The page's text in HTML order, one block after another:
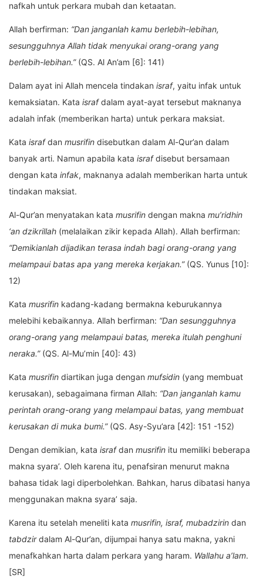
nafkah untuk perkara mubah dan ketaatan.
Allah berfirman: “Dan janganlah kamu berlebih-lebihan,
sesungguhnya Allah tidak menyukai orang-orang yang
berlebih-lebihan.”(QS. Al An’am [6]: 141)
Dalam ayat ini Allah mencela tindakan israf, yaitu infak untuk
kemaksiatan. Kata israfdalam ayat-ayat tersebut maknanya
adalah infak (memberikan harta) untuk perkara maksiat.
Kata israfdan musrifin disebutkan dalam Al-Qur’an dalam
banyak arti. Namun apabila kata israfdisebut bersamaan
dengan kata infak, maknanya adalah memberikan harta untuk
tindakan maksiat.
Al-Qur’an menyatakan kata musrifin dengan makna mu’ridhin
‘an dzikrillah (melalaikan zikir kepada Allah). Allah berfirman:
“Demikianlah dijadikan terasa indah bagi orang-orang yang
melampaui batas apa yang mereka kerjakan.”(QS. Yunus [10]:
12)
Kata musrifin kadang-kadang bermakna keburukannya
melebihi kebaikannya. Allah berfirman: “Dan sesungguhnya
orang-orang yang melampaui batas, mereka itulah penghuni
neraka.”(QS. Al-Mu’min [40]: 43)
Kata musrifin diartikan juga dengan mufsidin (yang membuat
kerusakan), sebagaimana firman Allah: “Dan janganlah kamu
perintah orang-orang yang melampaui batas, yang membuat
kerusakan di muka bumi.”(QS. Asy-Syu’ara [42]: 151 -152)
Dengan demikian, kata israfdan musrifin itu memiliki beberapa
makna syara’. Oleh karena itu, penafsiran menurut makna
bahasa tidak lagi diperbolehkan. Bahkan, harus dibatasi hanya
menggunakan makna syara’ saja.
Karena itu setelah meneliti kata musrifin, israf, mubadzirin dan
tabdzirdalam Al-Qur’an, dijumpai hanya satu makna, yakni
menafkahkan harta dalam perkara yang haram. Wallahu a’lam.
[SR]